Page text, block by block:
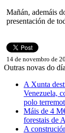
Mañán, ademáis
presentación de
14 de novembro de
Outras novas do día
A Xunta
Venezuela,
polo
Máis de 4
forestais de
A